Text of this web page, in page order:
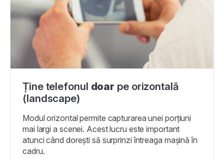
Ține telefonul doar pe orizontală
(landscape)
Modul orizontal permite capturarea unei porțiuni
mai largi a scenei. Acest lucru este important
atunci când dorești să surprinzi întreaga mașină în
cadru.